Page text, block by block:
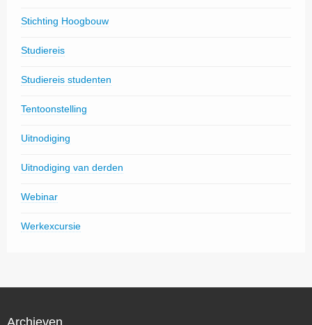
Stichting Hoogbouw
Studiereis
Studiereis studenten
Tentoonstelling
Uitnodiging
Uitnodiging van derden
Webinar
Werkexcursie
Archieven